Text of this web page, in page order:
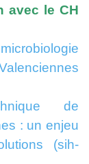
avec le CH
de
: un enjeu
(sih-